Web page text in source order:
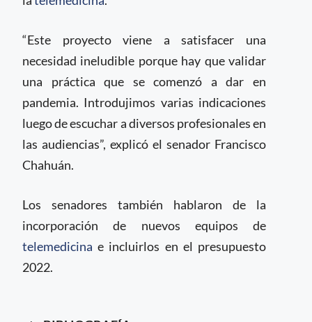
“Este proyecto viene a satisfacer una
necesidad ineludible porque hay que validar
una práctica que se comenzó a dar en
pandemia. Introdujimos varias indicaciones
luego de escuchar a diversos profesionales en
las audiencias”, explicó el senador Francisco
Chahuán.
Los senadores también hablaron de la
incorporación de nuevos equipos de
telemedicina e incluirlos en el presupuesto
2022.